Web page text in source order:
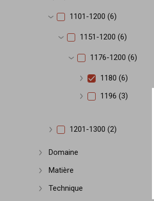
Afficher plus1101-1200 (6)
Afficher plus1151-1200 (6)
Afficher plus1176-1200 (6)
Afficher plus
1180 (6)
Afficher plus
1196 (3)
Afficher plus1201-1300 (2)
Afficher plus
Domaine
Afficher plus
Matière
Afficher plus
Technique